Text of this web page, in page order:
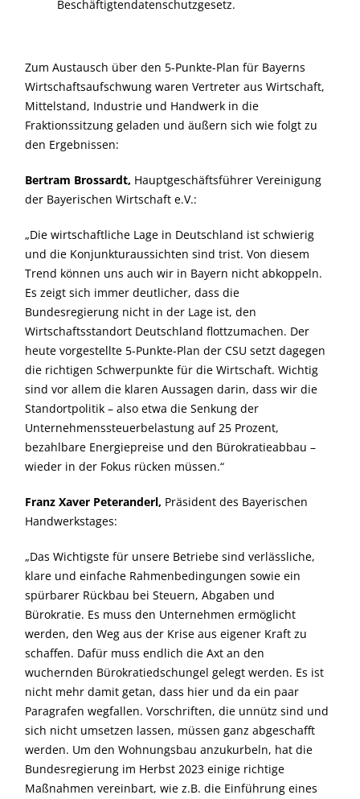
Beschäftigtendatenschutzgesetz.
Zum Austausch über den 5-Punkte-Plan für Bayerns
Wirtschaftsaufschwung waren Vertreter aus Wirtschaft,
Mittelstand, Industrie und Handwerk in die
Fraktionssitzung geladen und äußern sich wie folgt zu
den Ergebnissen:
Bertram Brossardt, Hauptgeschäftsführer Vereinigung
der Bayerischen Wirtschaft e.V.:
Die wirtschaftliche Lage in Deutschland ist schwierig
und die Konjunkturaussichten sind trist. Von diesem
Trend können uns auch wir in Bayern nicht abkoppeln.
Es zeigt sich immer deutlicher, dass die
Bundesregierung nicht in der Lage ist, den
Wirtschaftsstandort Deutschland flottzumachen. Der
heute vorgestellte 5-Punkte-Plan der CSU setzt dagegen
die richtigen Schwerpunkte für die Wirtschaft. Wichtig
sind vor allem die klaren Aussagen darin, dass wir die
Standortpolitik – also etwa die Senkung der
Unternehmenssteuerbelastung auf 25 Prozent,
bezahlbare Energiepreise und den Bürokratieabbau –
wieder in der Fokus rücken müssen.“
Franz Xaver Peteranderl, Präsident des Bayerischen
Handwerkstages:
Das Wichtigste für unsere Betriebe sind verlässliche,
klare und einfache Rahmenbedingungen sowie ein
spürbarer Rückbau bei Steuern, Abgaben und
Bürokratie. Es muss den Unternehmen ermöglicht
werden, den Weg aus der Krise aus eigener Kraft zu
schaffen. Dafür muss endlich die Axt an den
wuchernden Bürokratiedschungel gelegt werden. Es ist
nicht mehr damit getan, dass hier und da ein paar
Paragrafen wegfallen. Vorschriften, die unnütz sind und
sich nicht umsetzen lassen, müssen ganz abgeschafft
werden. Um den Wohnungsbau anzukurbeln, hat die
Bundesregierung im Herbst 2023 einige richtige
Maßnahmen vereinbart, wie z.B. die Einführung eines